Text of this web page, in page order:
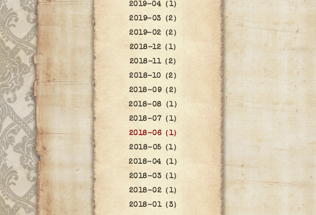
2019-04（1）
2019-03（2）
2019-02（2）
2018-12（1）
2018-11（2）
2018-10（2）
2018-09（2）
2018-08（1）
2018-07（1）
2018-06（1）
2018-05（1）
2018-04（1）
2018-03（1）
2018-02（1）
2018-01（3）